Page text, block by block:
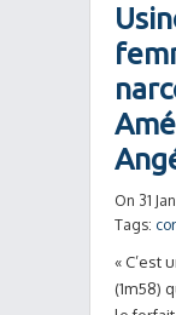
On 31
Tags:
« C’est
(1m58)